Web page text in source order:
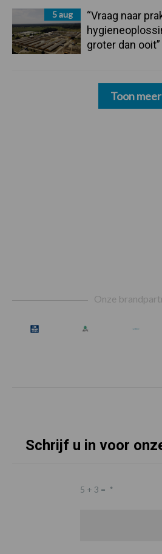
5 aug
“Vraag naar
groter dan ooit”
Toon meer
Onze
Schrijf u in voor
5 + 3 = *